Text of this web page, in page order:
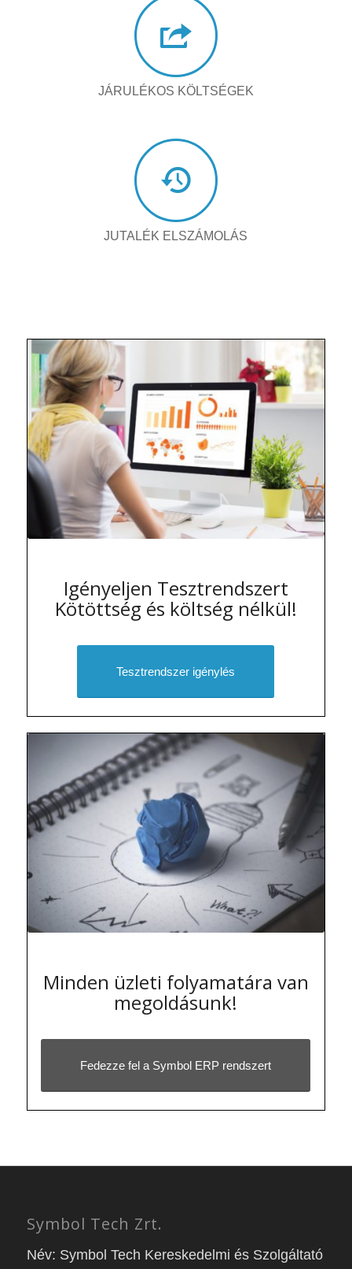
JÁRULÉKOS KÖLTSÉGEK
JUTALÉK ELSZÁMOLÁS
Igényeljen Tesztrendszert
Kötöttség és költség nélkül!
Tesztrendszer igénylés
Minden üzleti folyamatára van
megoldásunk!
Fedezze fel a Symbol ERP rendszert
Symbol Tech Zrt.
Név: Symbol Tech Kereskedelmi és Szolgáltató